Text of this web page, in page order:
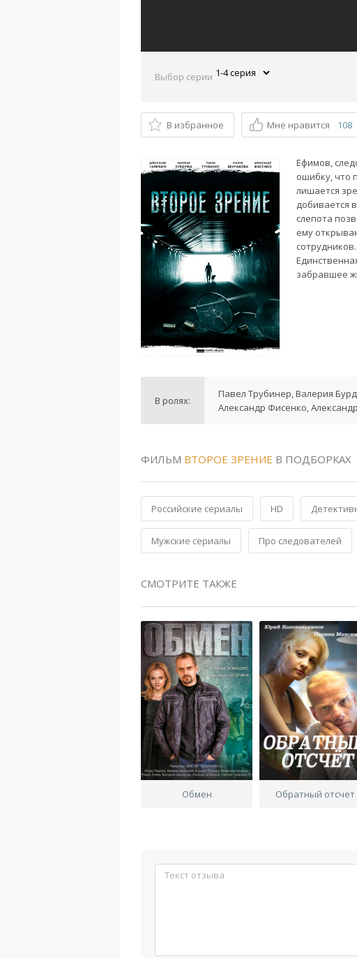
Выбор серии
В избранное Мне нравится 108
Ефимов,
ошибку, что
лишается
добивается
слепота
ему
забравшее
В ролях:
Павел Трубинер, Валерия
Александр Фисенко,
ФИЛЬМ ВТОРОЕ ЗРЕНИЕ В ПОДБОРКАХ
Российские сериалы HD
Мужские сериалы Про следователей
СМОТРИТЕ ТАКЖЕ
Обмен Обратный отсчет